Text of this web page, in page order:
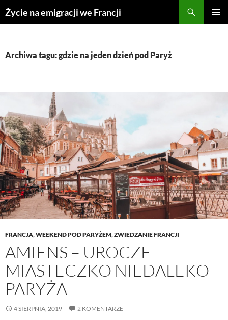
Przejdź
doŻycie na emigracji we Francji
Archiwa tagu: gdzie na jeden dzień pod Paryż
FRANCJA,WEEKEND POD PARYŻEM,ZWIEDZANIE FRANCJI
AMIENS – UROCZE
MIASTECZKO NIEDALEKO
PARYŻA
4 SIERPNIA, 2019 2 KOMENTARZE